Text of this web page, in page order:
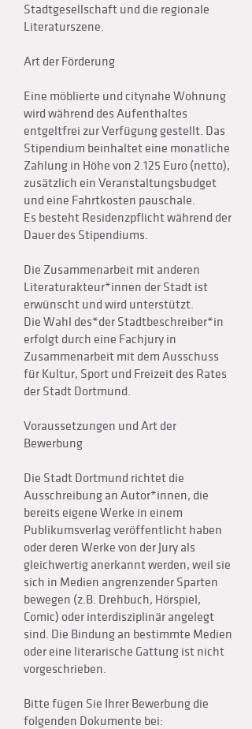
Stadtgesellschaft und die regionale
Literaturszene.
Art der Förderung
Eine möblierte und citynahe Wohnung
wird während des Aufenthaltes
entgeltfrei zur Verfügung gestellt. Das
Stipendium beinhaltet eine monatliche
Zahlung in Höhe von 2.125 Euro (netto),
zusätzlich ein Veranstaltungsbudget
und eine Fahrtkosten pauschale.
Es besteht Residenzpflicht während der
Dauer des Stipendiums.
Die Zusammenarbeit mit anderen
Literaturakteur*innen der Stadt ist
erwünscht und wird unterstützt.
Die Wahl des*der Stadtbeschreiber*in
erfolgt durch eine Fachjury in
Zusammenarbeit mit dem Ausschuss
für Kultur, Sport und Freizeit des Rates
der Stadt Dortmund.
Voraussetzungen und Art der
Bewerbung
Die Stadt Dortmund richtet die
Ausschreibung an Autor*innen, die
bereits eigene Werke in einem
Publikumsverlag veröffentlicht haben
oder deren Werke von der Jury als
gleichwertig anerkannt werden, weil sie
sich in Medien angrenzender Sparten
bewegen (z.B. Drehbuch, Hörspiel,
Comic) oder interdisziplinär angelegt
sind. Die Bindung an bestimmte Medien
oder eine literarische Gattung ist nicht
vorgeschrieben.
Bitte fügen Sie Ihrer Bewerbung die
folgenden Dokumente bei: